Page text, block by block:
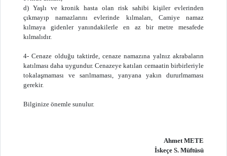
d) Yaşlı ve kronik hasta olan risk sahibi kişiler evlerinden
çıkmayıp namazlarını evlerinde kılmaları, Camiye namaz
kılmaya gidenler yanındakilerle en az bir metre mesafede
kılmalıdır.
4- Cenaze olduğu taktirde, cenaze namazına yalnız akrabaların
katılması daha uygundur. Cenazeye katılan cemaatin birbirleriyle
tokalaşmaması ve sarılmaması, yanyana yakın dururlmaması
gerekir.
Bilginize önemle sunulur.
Ahmet METE
İskeçe S. Müftüsü